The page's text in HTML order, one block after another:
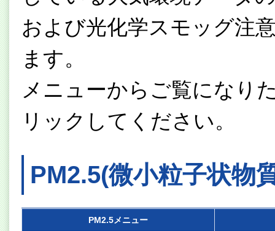
および光化学スモッグ注
ます。
メニューからご覧になり
リックしてください。
PM2.5(微小粒子状物
PM2.5メニュー